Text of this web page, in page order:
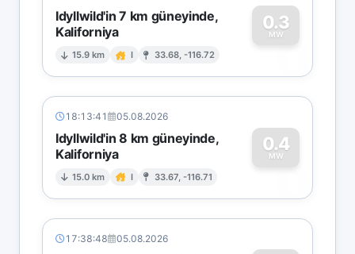
Idyllwild'in 7 km güneyinde,
Kaliforniya
15.9 km I 33.68, -116.72
0.3
MW
0
18:13:41 05.08.2026
Idyllwild'in 8 km güneyinde,
Kaliforniya
15.0 km I 33.67, -116.71
0.4
MW
0
17:38:48 05.08.2026